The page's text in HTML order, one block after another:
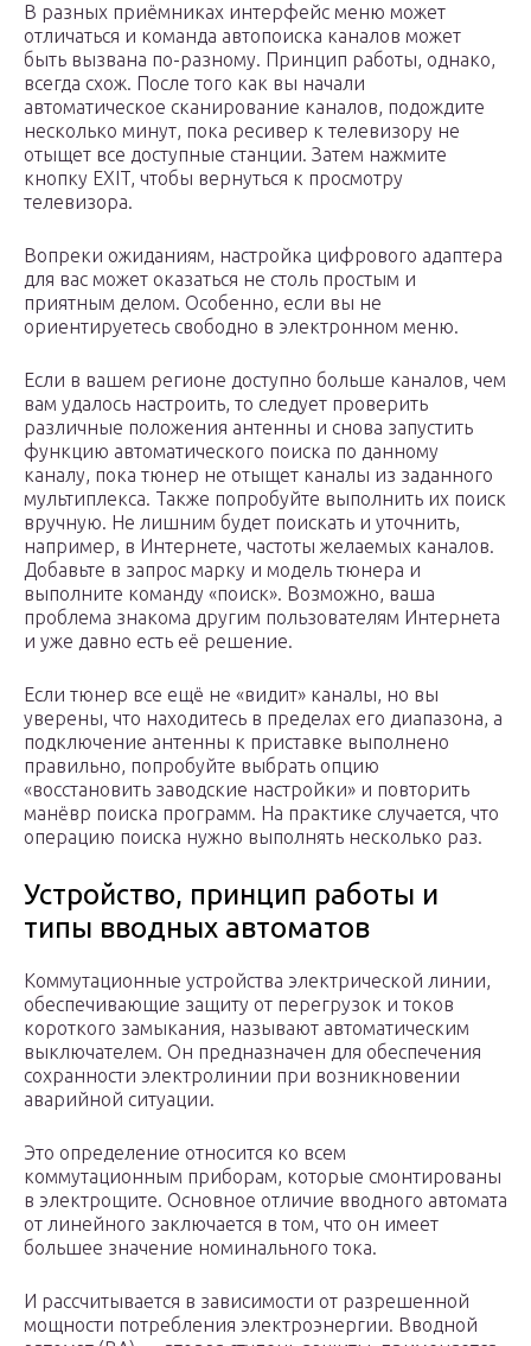
В разных приёмниках интерфейс меню может
отличаться и команда автопоиска каналов может
быть вызвана по-разному. Принцип работы, однако,
всегда схож. После того как вы начали
автоматическое сканирование каналов, подождите
несколько минут, пока ресивер к телевизору не
отыщет все доступные станции. Затем нажмите
кнопку EXIT, чтобы вернуться к просмотру
телевизора.
Вопреки ожиданиям, настройка цифрового адаптера
для вас может оказаться не столь простым и
приятным делом. Особенно, если вы не
ориентируетесь свободно в электронном меню.
Если в вашем регионе доступно больше каналов, чем
вам удалось настроить, то следует проверить
различные положения антенны и снова запустить
функцию автоматического поиска по данному
каналу, пока тюнер не отыщет каналы из заданного
мультиплекса. Также попробуйте выполнить их поиск
вручную. Не лишним будет поискать и уточнить,
например, в Интернете, частоты желаемых каналов.
Добавьте в запрос марку и модель тюнера и
выполните команду «поиск». Возможно, ваша
проблема знакома другим пользователям Интернета
и уже давно есть её решение.
Если тюнер все ещё не «видит» каналы, но вы
уверены, что находитесь в пределах его диапазона, а
подключение антенны к приставке выполнено
правильно, попробуйте выбрать опцию
«восстановить заводские настройки» и повторить
манёвр поиска программ. На практике случается, что
операцию поиска нужно выполнять несколько раз.
Устройство, принцип работы и
типы вводных автоматов
Коммутационные устройства электрической линии,
обеспечивающие защиту от перегрузок и токов
короткого замыкания, называют автоматическим
выключателем. Он предназначен для обеспечения
сохранности электролинии при возникновении
аварийной ситуации.
Это определение относится ко всем
коммутационным приборам, которые смонтированы
в электрощите. Основное отличие вводного автомата
от линейного заключается в том, что он имеет
большее значение номинального тока.
И рассчитывается в зависимости от разрешенной
мощности потребления электроэнергии. Вводной